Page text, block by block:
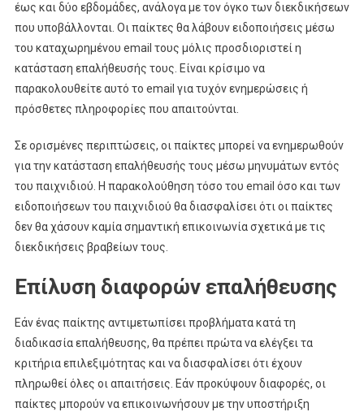
έως και δύο εβδομάδες, ανάλογα με τον όγκο των διεκδικήσεων
που υποβάλλονται. Οι παίκτες θα λάβουν ειδοποιήσεις μέσω
του καταχωρημένου email τους μόλις προσδιοριστεί η
κατάσταση επαλήθευσής τους. Είναι κρίσιμο να
παρακολουθείτε αυτό το email για τυχόν ενημερώσεις ή
πρόσθετες πληροφορίες που απαιτούνται.
Σε ορισμένες περιπτώσεις, οι παίκτες μπορεί να ενημερωθούν
για την κατάσταση επαλήθευσής τους μέσω μηνυμάτων εντός
του παιχνιδιού. Η παρακολούθηση τόσο του email όσο και των
ειδοποιήσεων του παιχνιδιού θα διασφαλίσει ότι οι παίκτες
δεν θα χάσουν καμία σημαντική επικοινωνία σχετικά με τις
διεκδικήσεις βραβείων τους.
Επίλυση διαφορών επαλήθευσης
Εάν ένας παίκτης αντιμετωπίσει προβλήματα κατά τη
διαδικασία επαλήθευσης, θα πρέπει πρώτα να ελέγξει τα
κριτήρια επιλεξιμότητας και να διασφαλίσει ότι έχουν
πληρωθεί όλες οι απαιτήσεις. Εάν προκύψουν διαφορές, οι
παίκτες μπορούν να επικοινωνήσουν με την υποστήριξη